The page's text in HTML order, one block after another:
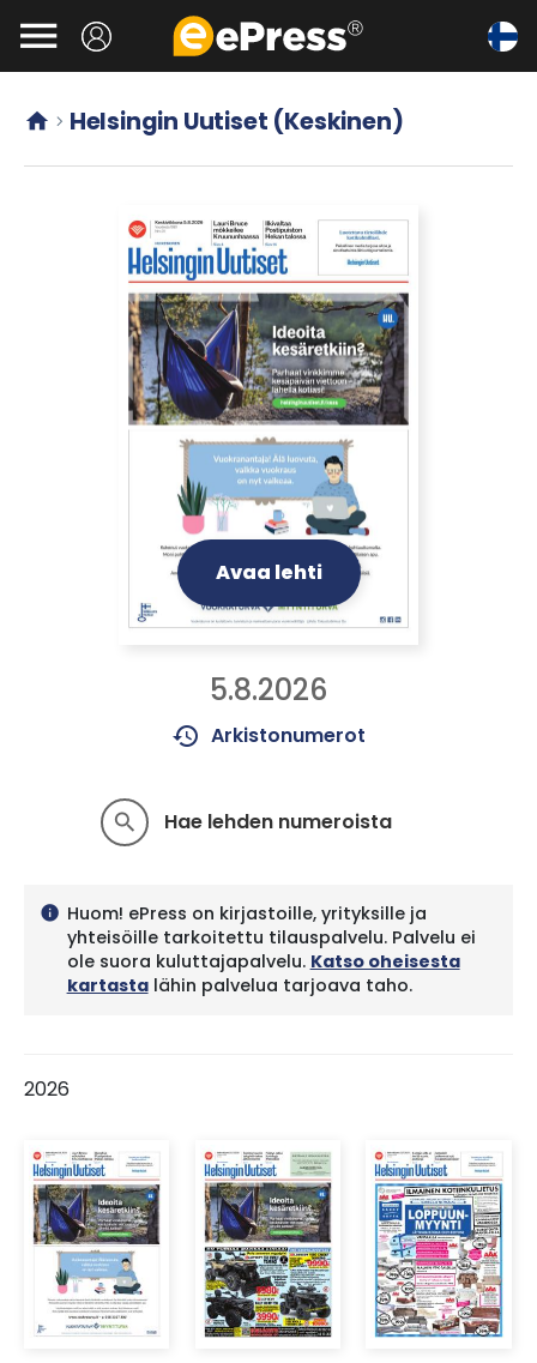
Siirry
pääsisältöön

  Helsingin Uutiset (Keskinen)
Avaa lehti
5.8.2026
history Arkistonumerot
search Hae lehden numeroista
info Huom! ePress on kirjastoille, yrityksille ja
yhteisöille tarkoitettu tilauspalvelu. Palvelu ei
ole suora kuluttajapalvelu. Katso oheisesta
kartastalähin palvelua tarjoava taho.
2026